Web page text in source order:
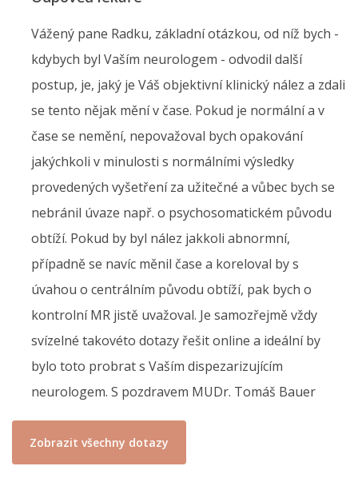
Vážený pane Radku, základní otázkou, od níž bych -
kdybych byl Vaším neurologem - odvodil další
postup, je, jaký je Váš objektivní klinický nález a zdali
se tento nějak mění v čase. Pokud je normální a v
čase se nemění, nepovažoval bych opakování
jakýchkoli v minulosti s normálními výsledky
provedených vyšetření za užitečné a vůbec bych se
nebránil úvaze např. o psychosomatickém původu
obtíží. Pokud by byl nález jakkoli abnormní,
případně se navíc měnil čase a koreloval by s
úvahou o centrálním původu obtíží, pak bych o
kontrolní MR jistě uvažoval. Je samozřejmě vždy
svízelné takovéto dotazy řešit online a ideální by
bylo toto probrat s Vaším dispezarizujícím
neurologem. S pozdravem MUDr. Tomáš Bauer
Zobrazit všechny dotazy